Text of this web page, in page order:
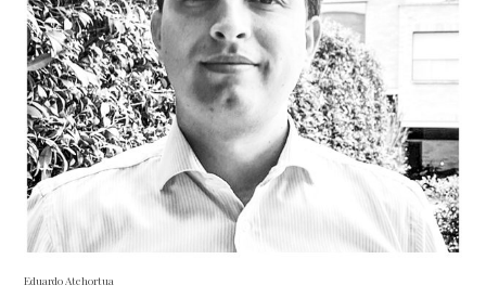
Eduardo Atehortua